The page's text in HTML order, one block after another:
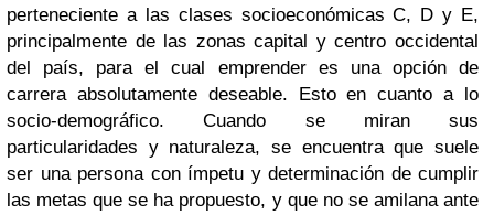
perteneciente a las clases socioeconómicas C, D y E,
principalmente de las zonas capital y centro occidental
del país, para el cual emprender es una opción de
carrera absolutamente deseable. Esto en cuanto a lo
socio-demográfico. Cuando se miran sus
particularidades y naturaleza, se encuentra que suele
ser una persona con ímpetu y determinación de cumplir
las metas que se ha propuesto, y que no se amilana ante